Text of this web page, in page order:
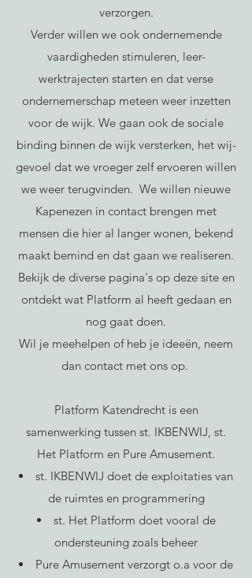
verzorgen.
Verder willen we ook ondernemende
vaardigheden stimuleren, leer-
werktrajecten starten en dat verse
ondernemerschap meteen weer inzetten
voor de wijk. We gaan ook de sociale
binding binnen de wijk versterken, het wij-
gevoel dat we vroeger zelf ervoeren willen
we weer terugvinden. We willen nieuwe
Kapenezen in contact brengen met
mensen die hier al langer wonen, bekend
maakt bemind en dat gaan we realiseren.
Bekijk de diverse pagina's op deze site en
ontdekt wat Platform al heeft gedaan en
nog gaat doen.
Wil je meehelpen of heb je ideeën, neem
dan contact met ons op.
Platform Katendrecht is een
samenwerking tussen st. IKBENWIJ, st.
Het Platform en Pure Amusement.
st. IKBENWIJ doet de exploitaties van
de ruimtes en programmering
st. Het Platform doet vooral de
ondersteuning zoals beheer
Pure Amusement verzorgt o.a voor de